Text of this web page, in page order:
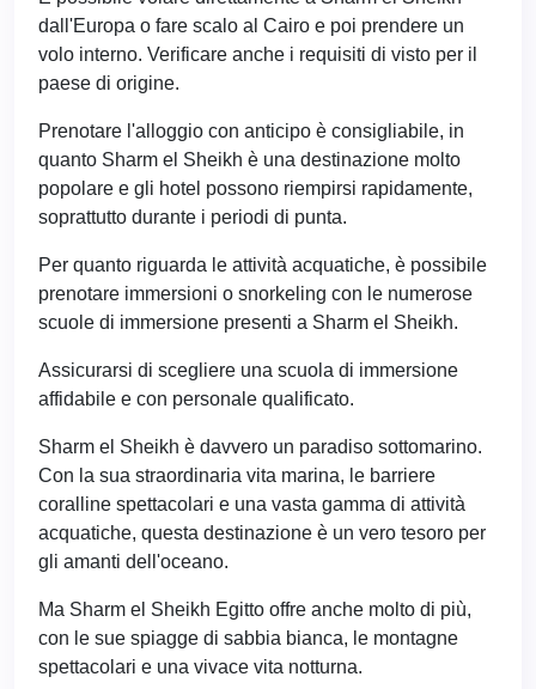
dall'Europa o fare scalo al Cairo e poi prendere un
volo interno. Verificare anche i requisiti di visto per il
paese di origine.
Prenotare l'alloggio con anticipo è consigliabile, in
quanto Sharm el Sheikh è una destinazione molto
popolare e gli hotel possono riempirsi rapidamente,
soprattutto durante i periodi di punta.
Per quanto riguarda le attività acquatiche, è possibile
prenotare immersioni o snorkeling con le numerose
scuole di immersione presenti a Sharm el Sheikh.
Assicurarsi di scegliere una scuola di immersione
affidabile e con personale qualificato.
Sharm el Sheikh è davvero un paradiso sottomarino.
Con la sua straordinaria vita marina, le barriere
coralline spettacolari e una vasta gamma di attività
acquatiche, questa destinazione è un vero tesoro per
gli amanti dell'oceano.
Ma Sharm el Sheikh Egitto offre anche molto di più,
con le sue spiagge di sabbia bianca, le montagne
spettacolari e una vivace vita notturna.